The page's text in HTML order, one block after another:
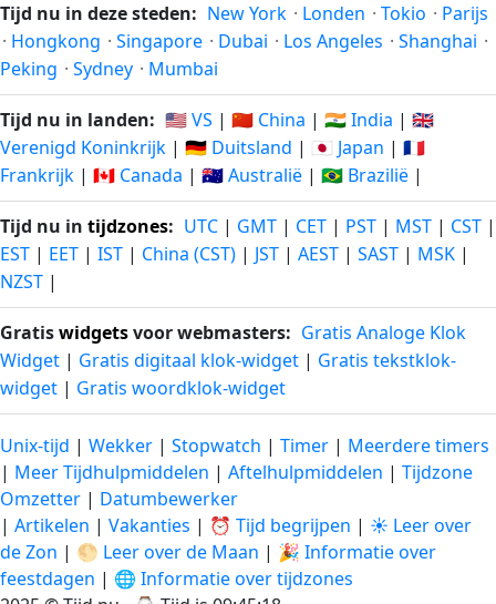
Tijd nu in deze steden: New York · Londen · Tokio · Parijs
· Hongkong · Singapore · Dubai · Los Angeles · Shanghai ·
Peking · Sydney · Mumbai
Tijd nu in landen: 🇺🇸 VS | 🇨🇳 China | 🇮🇳 India | 🇬🇧
Verenigd Koninkrijk | 🇩🇪 Duitsland | 🇯🇵 Japan | 🇫🇷
Frankrijk | 🇨🇦 Canada | 🇦🇺 Australië | 🇧🇷 Brazilië |
Tijd nu in tijdzones: UTC | GMT | CET | PST | MST | CST |
EST | EET | IST | China (CST) | JST | AEST | SAST | MSK |
NZST |
Gratiswidgetsvoor webmasters: Gratis Analoge Klok
Widget | Gratis digitaal klok-widget | Gratis tekstklok-
widget | Gratis woordklok-widget
Unix-tijd | Wekker | Stopwatch | Timer | Meerdere timers
| Meer Tijdhulpmiddelen | Aftelhulpmiddelen | Tijdzone
Omzetter | Datumbewerker
| Artikelen | Vakanties | ⏰ Tijd begrijpen | ☀️ Leer over
de Zon | 🌕 Leer over de Maan | 🎉 Informatie over
feestdagen | 🌐 Informatie over tijdzones